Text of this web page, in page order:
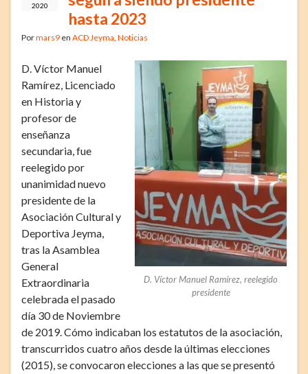
2020
hasta 2023
Pormars9 en ACD Jeyma, Noticias
D. Víctor Manuel Ramírez, reelegido
presidente
D. Víctor Manuel
Ramírez, Licenciado
en Historia y
profesor de
enseñanza
secundaria, fue
reelegido por
unanimidad nuevo
presidente de la
Asociación Cultural y
Deportiva Jeyma,
tras la Asamblea
General
Extraordinaria
celebrada el pasado
día 30 de Noviembre
de 2019. Cómo indicaban los estatutos de la asociación,
transcurridos cuatro años desde la últimas elecciones
(2015), se convocaron elecciones a las que se presentó